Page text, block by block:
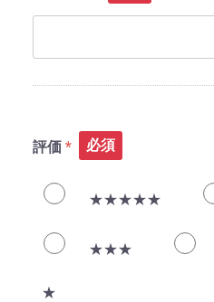
評価 必須
★★★★★
★★★
★